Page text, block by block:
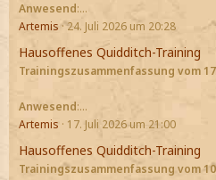
Anwesend:…
Artemis 24. Juli 2026 um 20:28
Hausoffenes Quidditch-Training
Trainingszusammenfassung vom
Anwesend:…
Artemis
17. Juli 2026 um 21:00
Hausoffenes Quidditch-Training
Trainingszusammenfassung vom